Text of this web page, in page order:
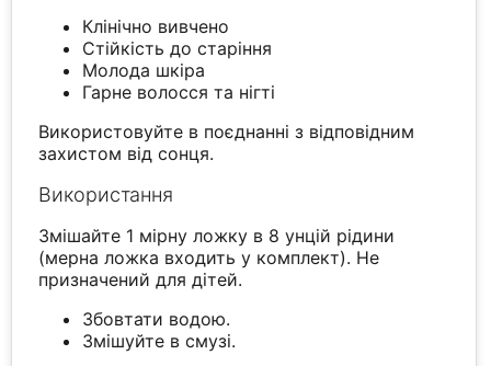
Клінічно вивчено
Стійкість до старіння
Молода шкіра
Гарне волосся та нігті
Використовуйте в поєднанні з відповідним
захистом від сонця.
Використання
Змішайте 1 мірну ложку в 8 унцій рідини
(мерна ложка входить у комплект). Не
призначений для дітей.
Збовтати водою.
Змішуйте в смузі.